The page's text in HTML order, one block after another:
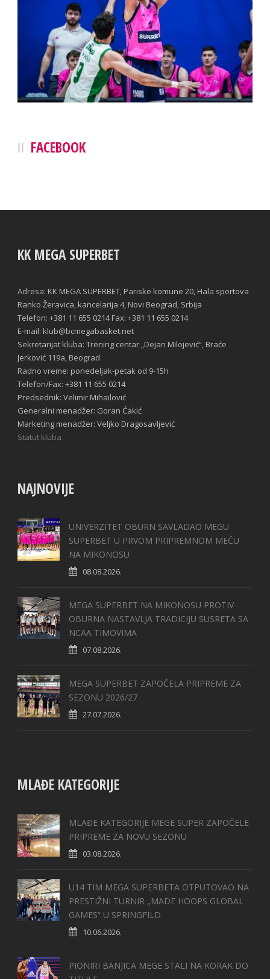
FACEBOOK
KK MEGA SUPERBET
Adresa: KK MEGA SUPERBET, Pariske komune 20, Hala sportova
Ranko Žeravica, kancelarija 4, Novi Beograd, Srbija
Telefon: +381 11 655 0214 Fax: +381 11 655 0214
E-mail: klub@bcmegabasket.net
Sekretarijat kluba: Trening centar „Dejan Milojević“, Braće
Jerković 119a, Beograd
Radno vreme: ponedeljak-petak od 9-15h
Telefon/Fax: +381 11 655 0214
Predsednik: Velimir Mihailović
Generalni menadžer: Goran Ćakić
Marketing menadžer: Veljko Dragosavljević
Statut kluba
NAJNOVIJE
UNIVERZITET OBURN SAVLADAO MEGU
SUPERBET U PRVOM PRIPREMNOM MEČU
NA MIKONOSU
08.08.2026.
MEGA SUPERBET NA MIKONOSU PROTIV
OBURNA NASTAVLJA TRADICIJU SUSRETA SA
NCAA TIMOVIMA
07.08.2026.
MEGA SUPERBET ZAPOČELA PRIPREME ZA
SEZONU 2026/27
27.07.2026.
MLAĐE KATEGORIJE
MLAĐE KATEGORIJE MEGE SUPER ZAPOČELE
PRIPREME ZA NOVU SEZONU
03.08.2026.
U14 TIM MEGA SUPERBETA OTPUTOVAO NA
PRESTIŽNI TURNIR „MADE HOOPS GLOBAL
GAMES“ U SPRINGFILD
10.06.2026.
PIONIRI BANJICA MEGE STALI NA KORAK DO